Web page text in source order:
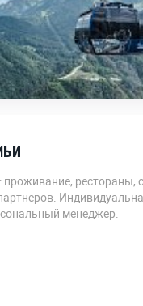
проживание, рестораны,
менеджер.